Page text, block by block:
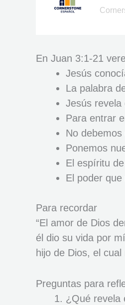
En Juan 3:1-21
Jesús
La palabra
Jesús revela
Para entrar
No
Ponemos
El espíritu
El poder
Para recordar
“El amor de Dios
él dio su vida por
hijo de Dios, el
Preguntas para
¿Qué revela